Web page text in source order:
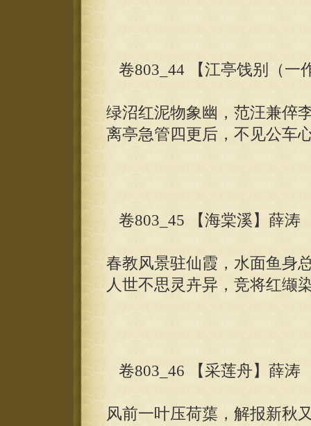
卷803_44 【江亭饯别（一
绿沼红泥物象幽，范汪兼倅
离亭急管四更后，不见公车
卷803_45 【海棠溪】薛涛
春教风景驻仙霞，水面鱼身
人世不思灵卉异，竞将红缬
卷803_46 【采莲舟】薛涛
风前一叶压荷蕖，解报新秋